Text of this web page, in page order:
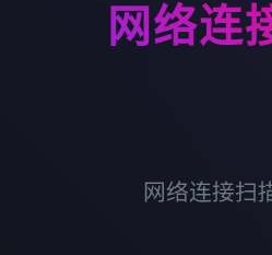
网络连
网络连接